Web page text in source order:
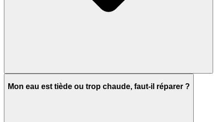
Mon eau est tiède ou trop chaude, faut-il réparer ?